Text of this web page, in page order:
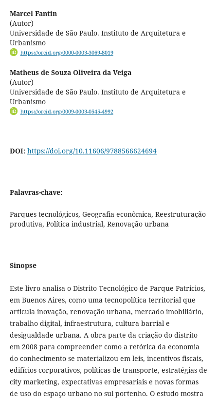
Marcel Fantin
(Autor)
Universidade de São Paulo. Instituto de Arquitetura e
Urbanismo
https://orcid.org/0000-0003-3069-8019
Matheus de Souza Oliveira da Veiga
(Autor)
Universidade de São Paulo. Instituto de Arquitetura e
Urbanismo
https://orcid.org/0009-0003-0545-4992
DOI: https://doi.org/10.11606/9788566624694
Palavras-chave:
Parques tecnológicos, Geografia econômica, Reestruturação
produtiva, Política industrial, Renovação urbana
Sinopse
Este livro analisa o Distrito Tecnológico de Parque Patricios,
em Buenos Aires, como uma tecnopolítica territorial que
articula inovação, renovação urbana, mercado imobiliário,
trabalho digital, infraestrutura, cultura barrial e
desigualdade urbana. A obra parte da criação do distrito
em 2008 para compreender como a retórica da economia
do conhecimento se materializou em leis, incentivos fiscais,
edifícios corporativos, políticas de transporte, estratégias de
city marketing, expectativas empresariais e novas formas
de uso do espaço urbano no sul portenho. O estudo mostra